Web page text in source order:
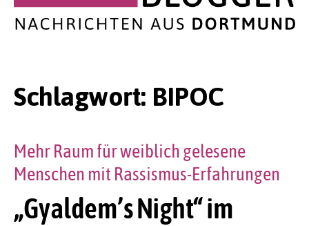
Schlagwort: BIPOC
„Gyaldem’s Night“ im
Mehr Raum für weiblich gelesene
Menschen mit Rassismus-Erfahrungen